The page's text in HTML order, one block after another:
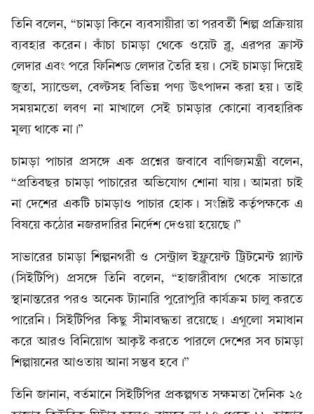
তিনি বলেন, “চামড়া কিনে ব্যবসায়ীরা তা পরবর্তী শিল্প প্রক্রিয়ায়
ব্যবহার করেন। কাঁচা চামড়া থেকে ওয়েট ব্লু, এরপর ক্রাস্ট
লেদার এবং পরে ফিনিশড লেদার তৈরি হয়। সেই চামড়া দিয়েই
জুতা, স্যান্ডেল, বেল্টসহ বিভিন্ন পণ্য উৎপাদন করা হয়। তাই
সময়মতো লবণ না মাখালে সেই চামড়ার কোনো ব্যবহারিক
মূল্য থাকে না।”
চামড়া পাচার প্রসঙ্গে এক প্রশ্নের জবাবে বাণিজ্যমন্ত্রী বলেন,
“প্রতিবছর চামড়া পাচারের অভিযোগ শোনা যায়। আমরা চাই
না দেশের একটি চামড়াও পাচার হোক। সংশ্লিষ্ট কর্তৃপক্ষকে এ
বিষয়ে কঠোর নজরদারির নির্দেশ দেওয়া হয়েছে।”
সাভারের চামড়া শিল্পনগরী ও সেন্ট্রাল ইফ্লুয়েন্ট ট্রিটমেন্ট প্ল্যান্ট
(সিইটিপি) প্রসঙ্গে তিনি বলেন, “হাজারীবাগ থেকে সাভারে
স্থানান্তরের পরও অনেক ট্যানারি পুরোপুরি কার্যক্রম চালু করতে
পারেনি। সিইটিপির কিছু সীমাবদ্ধতা রয়েছে। এগুলো সমাধান
করে আরও বিনিয়োগ আকৃষ্ট করতে পারলে দেশের সব চামড়া
শিল্পায়নের আওতায় আনা সম্ভব হবে।”
তিনি জানান, বর্তমানে সিইটিপির প্রকল্পগত সক্ষমতা দৈনিক ২৫